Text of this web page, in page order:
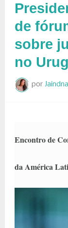
de
sobre
no
por
Encontro de
da América